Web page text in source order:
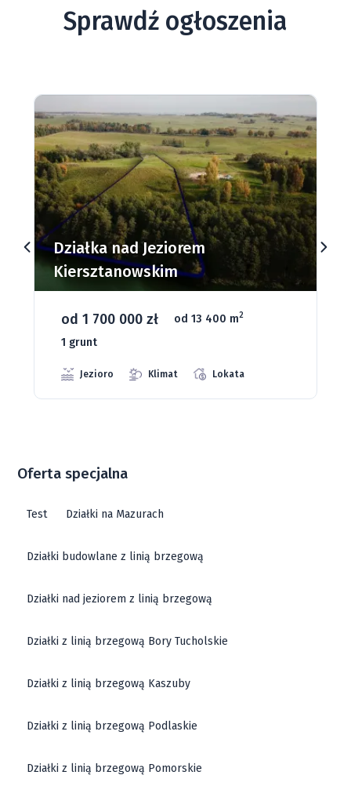
Sprawdź ogłoszenia
Działki budowlane nad Jeziorem
Dąbrowa Mała
od 93 280 zł od 1075 m 2 66 grunt
Oferta specjalna
Test Działki na Mazurach
Działki budowlane z linią brzegową
Działki nad jeziorem z linią brzegową
Działki z linią brzegową Bory Tucholskie
Działki z linią brzegową Kaszuby
Działki z linią brzegową Podlaskie
Działki z linią brzegową Pomorskie